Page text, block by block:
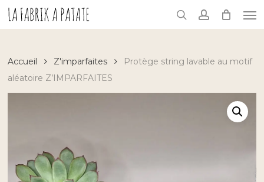
Skip
main
searchaccount
Accueil Z'imparfaites
Protège string lavable au motif
aléatoire Z’IMPARFAITES